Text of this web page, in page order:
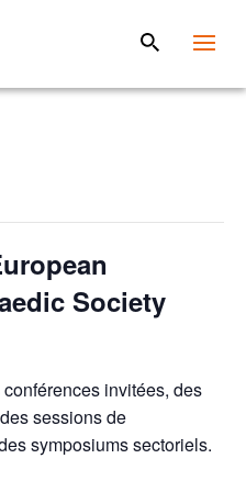
Society
invitées, des
sessions de
symposiums sectoriels.